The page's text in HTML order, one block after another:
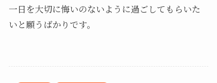
一日を大切に悔いのないように過ごしてもらいた
いと願うばかりです。